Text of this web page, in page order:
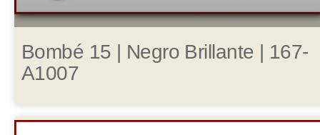
Bombé 15 | Negro Brillante | 167-
A1007